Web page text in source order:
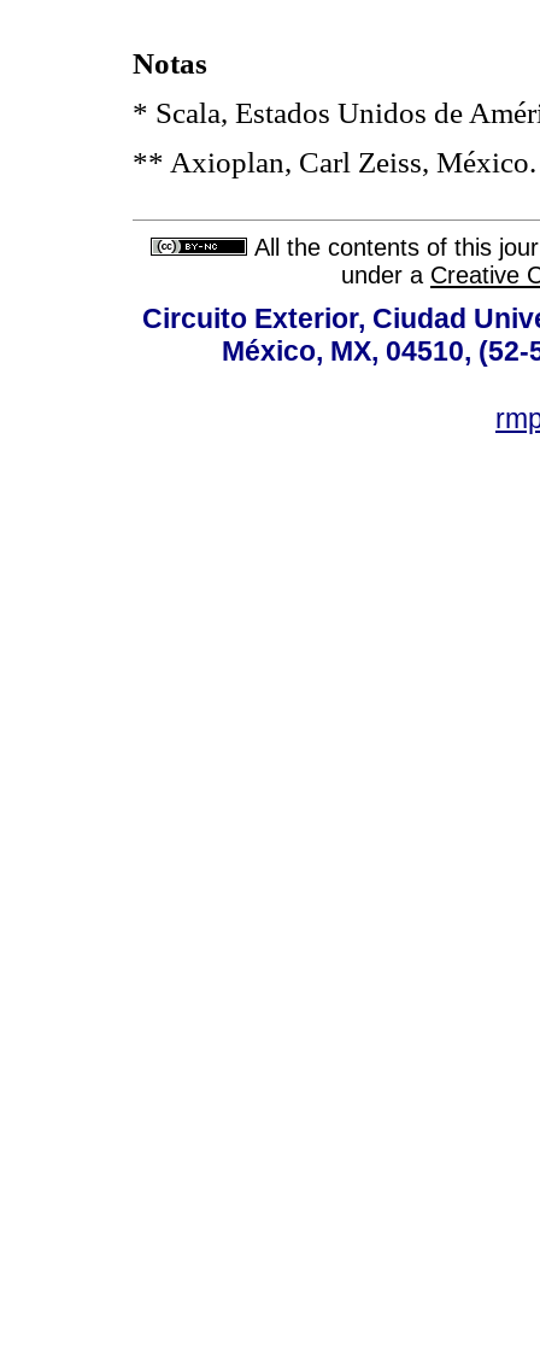
Notas
* Scala, Estados Unidos de
** Axioplan, Carl Zeiss, México.
All the contents of this
under a Creative
Circuito Exterior, Ciudad
México, MX, 04510,